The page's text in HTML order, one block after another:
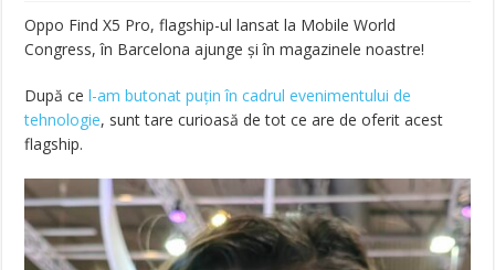
Oppo Find X5 Pro, flagship-ul lansat la Mobile World
Congress, în Barcelona ajunge și în magazinele noastre!
După cel-am butonat puțin în cadrul evenimentului de
tehnologie, sunt tare curioasă de tot ce are de oferit acest
flagship.